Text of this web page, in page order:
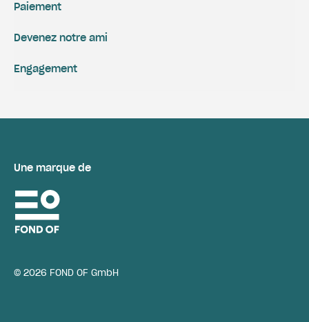
Paiement
Engagement
Devenez notre ami
Une marque de
© 2026 FOND OF GmbH